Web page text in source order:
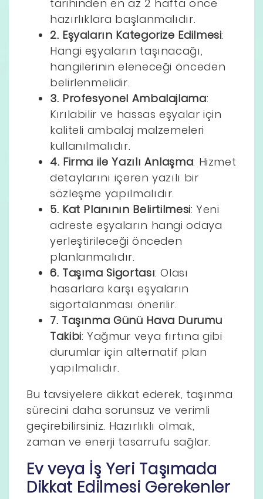
tarihinden en az 2 hafta önce
hazırlıklara başlanmalıdır.
2. Eşyaların Kategorize Edilmesi:
Hangi eşyaların taşınacağı,
hangilerinin eleneceği önceden
belirlenmelidir.
3. Profesyonel Ambalajlama:
Kırılabilir ve hassas eşyalar için
kaliteli ambalaj malzemeleri
kullanılmalıdır.
4. Firma ile Yazılı Anlaşma: Hizmet
detaylarını içeren yazılı bir
sözleşme yapılmalıdır.
5. Kat Planının Belirtilmesi: Yeni
adreste eşyaların hangi odaya
yerleştirileceği önceden
planlanmalıdır.
6. Taşıma Sigortası: Olası
hasarlara karşı eşyaların
sigortalanması önerilir.
7. Taşınma Günü Hava Durumu
Takibi: Yağmur veya fırtına gibi
durumlar için alternatif plan
yapılmalıdır.
Bu tavsiyelere dikkat ederek, taşınma
sürecini daha sorunsuz ve verimli
geçirebilirsiniz. Hazırlıklı olmak,
zaman ve enerji tasarrufu sağlar.
Ev veya İş Yeri Taşımada
Dikkat Edilmesi Gerekenler